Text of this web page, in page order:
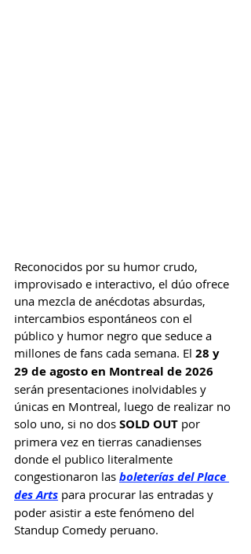
Reconocidos por su humor crudo,
improvisado e interactivo, el dúo ofrece
una mezcla de anécdotas absurdas,
intercambios espontáneos con el
público y humor negro que seduce a
millones de fans cada semana. El 28 y
29 de agosto en Montreal de 2026
serán presentaciones inolvidables y
únicas en Montreal, luego de realizar no
solo uno, si no dos SOLD OUT por
primera vez en tierras canadienses
donde el publico literalmente
congestionaron las boleterías del Place
des Arts para procurar las entradas y
poder asistir a este fenómeno del
Standup Comedy peruano.